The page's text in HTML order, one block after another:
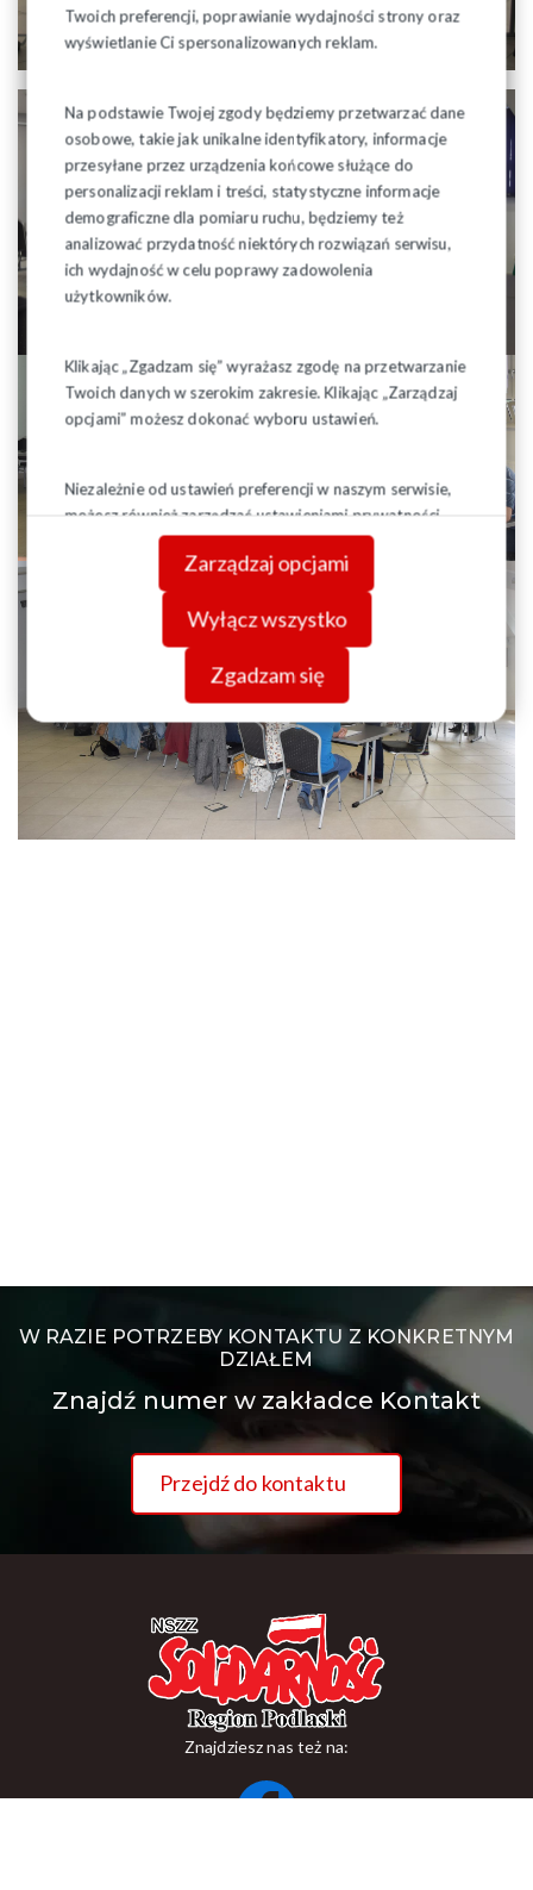
Twoich preferencji, poprawianie wydajności strony oraz
wyświetlanie Ci spersonalizowanych reklam.
Na podstawie Twojej zgody będziemy przetwarzać dane
osobowe, takie jak unikalne identyfikatory, informacje
przesyłane przez urządzenia końcowe służące do
personalizacji reklam i treści, statystyczne informacje
demograficzne dla pomiaru ruchu, będziemy też
analizować przydatność niektórych rozwiązań serwisu,
ich wydajność w celu poprawy zadowolenia
użytkowników.
Klikając „Zgadzam się” wyrażasz zgodę na przetwarzanie
Twoich danych w szerokim zakresie. Klikając „Zarządzaj
opcjami” możesz dokonać wyboru ustawień.
Niezależnie od ustawień preferencji w naszym serwisie,
możesz również zarządzać ustawieniami prywatności
swojej przeglądarki. Więcej informacji o przetwarzaniu
danych znajdziesz wPolityce prywatności.
Zarządzaj opcjami
Wyłącz wszystko
Zgadzam się
W RAZIE POTRZEBY KONTAKTU Z KONKRETNYM
DZIAŁEM
Znajdź numer w zakładce Kontakt
Przejdź do kontaktu
Znajdziesz nas też na: